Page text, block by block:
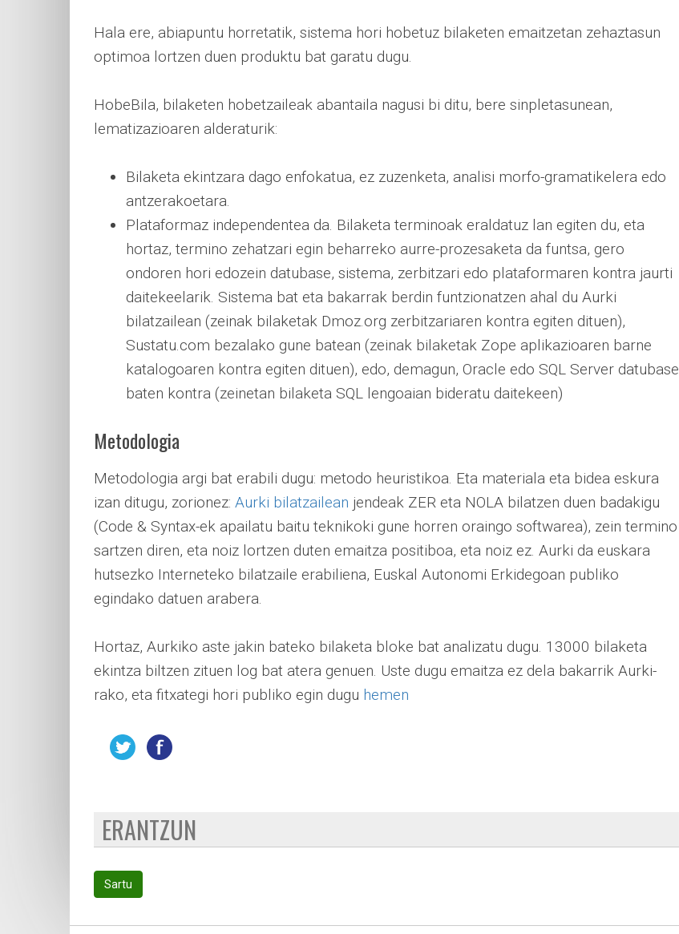
Hala ere, abiapuntu horretatik, sistema hori hobetuz bilaketen emaitzetan zehaztasun
optimoa lortzen duen produktu bat garatu dugu.
HobeBila, bilaketen hobetzaileak abantaila nagusi bi ditu, bere sinpletasunean,
lematizazioaren alderaturik:
Bilaketa ekintzara dago enfokatua, ez zuzenketa, analisi morfo-gramatikelera edo
antzerakoetara.
Plataformaz independentea da. Bilaketa terminoak eraldatuz lan egiten du, eta
hortaz, termino zehatzari egin beharreko aurre-prozesaketa da funtsa, gero
ondoren hori edozein datubase, sistema, zerbitzari edo plataformaren kontra jaurti
daitekeelarik. Sistema bat eta bakarrak berdin funtzionatzen ahal du Aurki
bilatzailean (zeinak bilaketak Dmoz.org zerbitzariaren kontra egiten dituen),
Sustatu.com bezalako gune batean (zeinak bilaketak Zope aplikazioaren barne
katalogoaren kontra egiten dituen), edo, demagun, Oracle edo SQL Server datubase
baten kontra (zeinetan bilaketa SQL lengoaian bideratu daitekeen)
Metodologia
Metodologia argi bat erabili dugu: metodo heuristikoa. Eta materiala eta bidea eskura
izan ditugu, zorionez: Aurki bilatzailean jendeak ZER eta NOLA bilatzen duen badakigu
(Code & Syntax-ek apailatu baitu teknikoki gune horren oraingo softwarea), zein termino
sartzen diren, eta noiz lortzen duten emaitza positiboa, eta noiz ez. Aurki da euskara
hutsezko Interneteko bilatzaile erabiliena, Euskal Autonomi Erkidegoan publiko
egindako datuen arabera.
Hortaz, Aurkiko aste jakin bateko bilaketa bloke bat analizatu dugu. 13000 bilaketa
ekintza biltzen zituen log bat atera genuen. Uste dugu emaitza ez dela bakarrik Aurki-
rako, eta fitxategi hori publiko egin dugu hemen
ERANTZUN
Sartu